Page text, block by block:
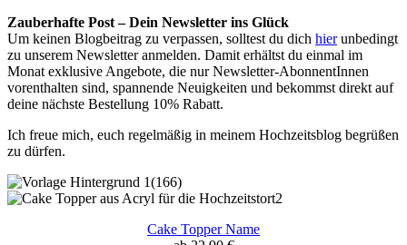
Zauberhafte Post – Dein Newsletter ins Glück
Um keinen Blogbeitrag zu verpassen, solltest du dich hierunbedingt
zu unserem Newsletter anmelden. Damit erhältst du einmal im
Monat exklusive Angebote, die nur Newsletter-AbonnentInnen
vorenthalten sind, spannende Neuigkeiten und bekommst direkt auf
deine nächste Bestellung 10% Rabatt.
Ich freue mich, euch regelmäßig in meinem Hochzeitsblog begrüßen
zu dürfen.
Cake Topper Name